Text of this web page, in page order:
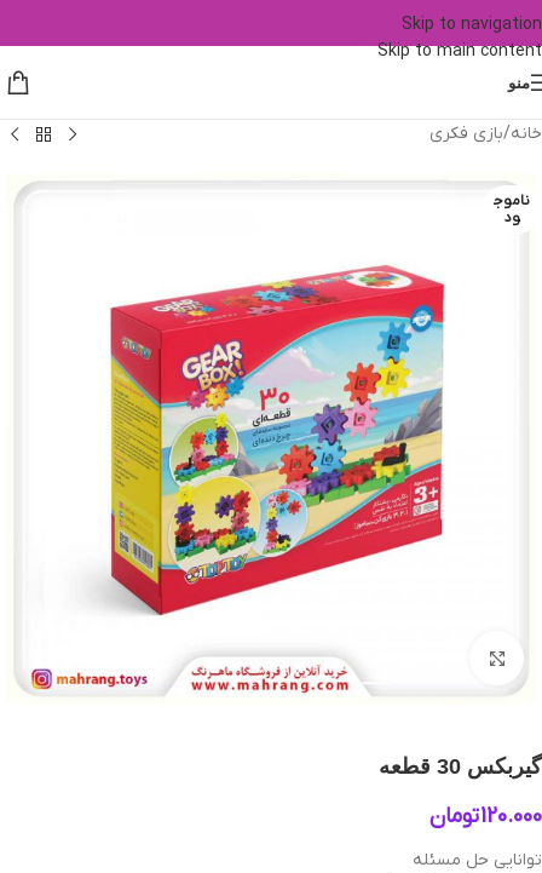
Skip to navigation
Skip to main content
منو
خانه/بازی فکری
ناموج
ود
گیربکس 30 قطعه
120.000تومان
توانایی حل مسئله